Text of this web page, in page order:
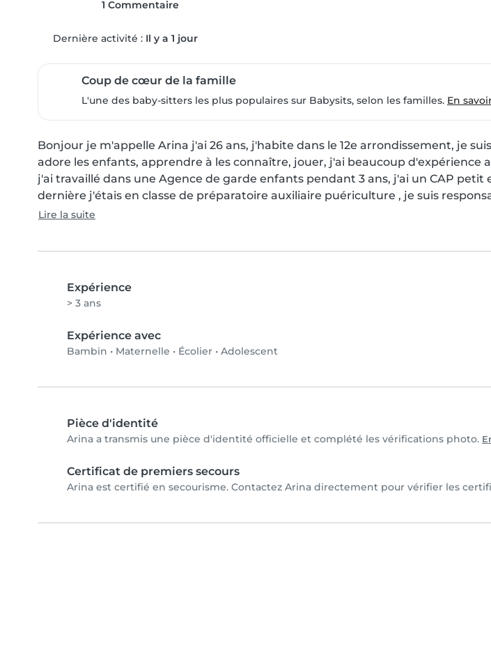
1 Commentaire
Dernière activité : Il y a 1 jour
Coup de cœur de la famille
L'une des baby-sitters les plus populaires sur Babysits, selon les familles. En
Bonjour je m'appelle Arina j'ai 26 ans, j'habite dans le 12e arrondissement, je
adore les enfants, apprendre à les connaître, jouer, j'ai beaucoup d'expérience
j'ai travaillé dans une Agence de garde enfants pendant 3 ans, j'ai un CAP petit
dernière j'étais en classe de préparatoire auxiliaire puériculture , je suis
Lire la suite
Expérience
> 3 ans
Expérience avec
Bambin • Maternelle • Écolier • Adolescent
Pièce d'identité
Arina a transmis une pièce d'identité officielle et complété les vérifications photo.
Certificat de premiers secours
Arina est certifié en secourisme. Contactez Arina directement pour vérifier les